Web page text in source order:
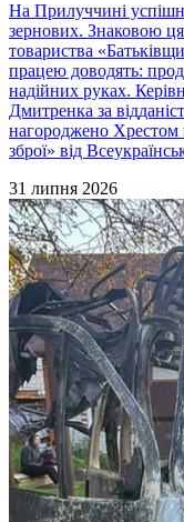
На Прилуччині
зернових. Знаковою ця
товариства
працею доводять:
надійних руках.
Дмитренка за
нагороджено Хрестом
зброї» від
31 липня 2026